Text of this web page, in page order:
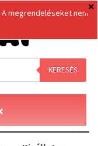
KERESÉS
megrendeléseket nem